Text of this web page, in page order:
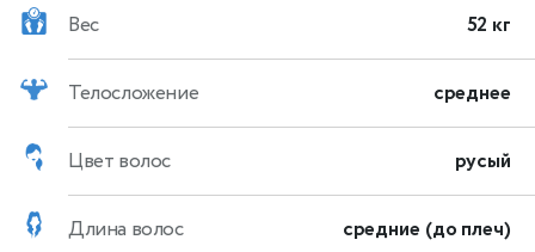
Вес 52 кг
Телосложение среднее
Цвет волос русый
Длина волос средние (до плеч)